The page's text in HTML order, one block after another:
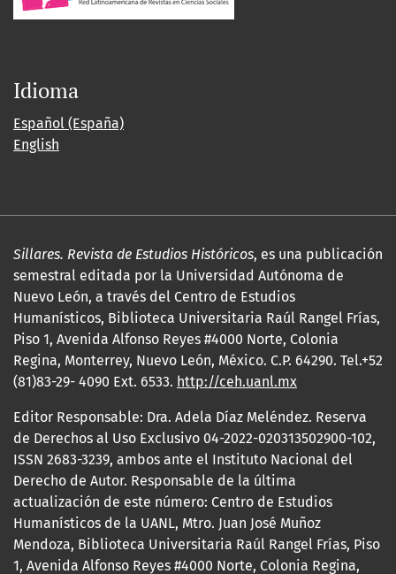
Idioma
Español (España)
English
Sillares. Revista de Estudios Históricos, es una publicación
semestral editada por la Universidad Autónoma de
Nuevo León, a través del Centro de Estudios
Humanísticos, Biblioteca Universitaria Raúl Rangel Frías,
Piso 1, Avenida Alfonso Reyes #4000 Norte, Colonia
Regina, Monterrey, Nuevo León, México. C.P. 64290. Tel.+52
(81)83-29- 4090 Ext. 6533. http://ceh.uanl.mx
Editor Responsable: Dra. Adela Díaz Meléndez. Reserva
de Derechos al Uso Exclusivo 04-2022-020313502900-102,
ISSN 2683-3239, ambos ante el Instituto Nacional del
Derecho de Autor. Responsable de la última
actualización de este número: Centro de Estudios
Humanísticos de la UANL, Mtro. Juan José Muñoz
Mendoza, Biblioteca Universitaria Raúl Rangel Frías, Piso
1, Avenida Alfonso Reyes #4000 Norte, Colonia Regina,